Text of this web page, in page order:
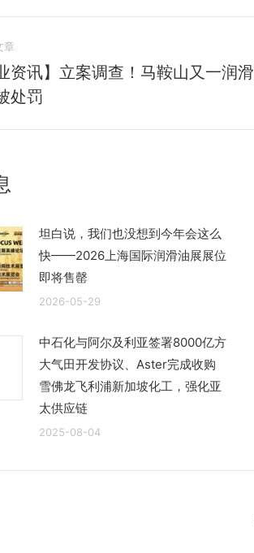
章
资讯】立案调查！马鞍山又一润
处罚
坦白说，我们也没想到今年会这么
快——2026上海国际润滑油展展位
即将售罄
2026-05-29
中石化与阿尔及利亚签署8000亿方
大气田开发协议、Aster完成收购
雪佛龙飞利浦新加坡化工，强化亚
太供应链
2025-08-04